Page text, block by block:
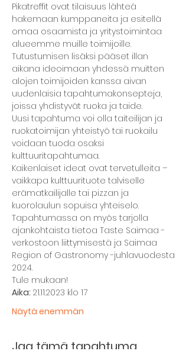
Pikatreffit ovat tilaisuus lähteä
hakemaan kumppaneita ja esitellä
omaa osaamista ja yritystoimintaa
alueemme muille toimijoille.
Tutustumisen lisäksi pääset illan
aikana ideoimaan yhdessä muitten
alojen toimijoiden kanssa aivan
uudenlaisia tapahtumakonsepteja,
joissa yhdistyvät ruoka ja taide.
Uusi tapahtuma voi olla taiteilijan ja
ruokatoimijan yhteistyö tai ruokailu
voidaan tuoda osaksi
kulttuuritapahtumaa.
Kaikenlaiset ideat ovat tervetulleita –
vaikkapa kulttuurituote talviselle
erämatkailijalle tai pizzan ja
kuorolaulun sopuisa yhteiselo.
Tapahtumassa on myös tarjolla
ajankohtaista tietoa Taste Saimaa -
verkostoon liittymisestä ja Saimaa
Region of Gastronomy -juhlavuodesta
2024.
Tule mukaan!
Aika: 21.11.2023 klo 17
Näytä enemmän
Jaa tämä tapahtuma